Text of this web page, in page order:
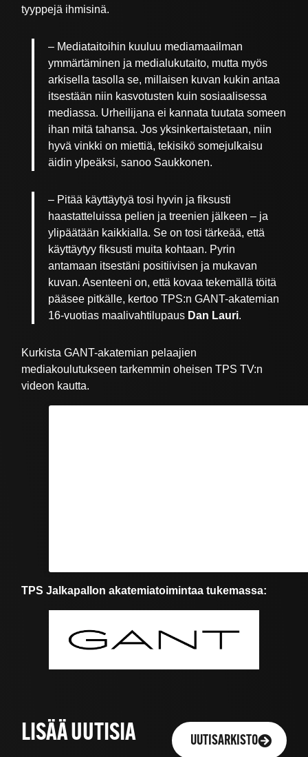
tyyppejä ihmisinä.
– Mediataitoihin kuuluu mediamaailman
ymmärtäminen ja medialukutaito, mutta myös
arkisella tasolla se, millaisen kuvan kukin antaa
itsestään niin kasvotusten kuin sosiaalisessa
mediassa. Urheilijana ei kannata tuutata someen
ihan mitä tahansa. Jos yksinkertaistetaan, niin
hyvä vinkki on miettiä, tekisikö somejulkaisu
äidin ylpeäksi, sanoo Saukkonen.
– Pitää käyttäytyä tosi hyvin ja fiksusti
haastatteluissa pelien ja treenien jälkeen – ja
ylipäätään kaikkialla. Se on tosi tärkeää, että
käyttäytyy fiksusti muita kohtaan. Pyrin
antamaan itsestäni positiivisen ja mukavan
kuvan. Asenteeni on, että kovaa tekemällä töitä
pääsee pitkälle, kertoo TPS:n GANT-akatemian
16-vuotias maalivahtilupaus Dan Lauri.
Kurkista GANT-akatemian pelaajien
mediakoulutukseen tarkemmin oheisen TPS TV:n
videon kautta.
TPS Jalkapallon akatemiatoimintaa tukemassa:
LISÄÄ UUTISIA UUTISARKISTO